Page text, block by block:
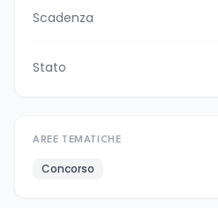
Scadenza
Stato
AREE TEMATICHE
Concorso